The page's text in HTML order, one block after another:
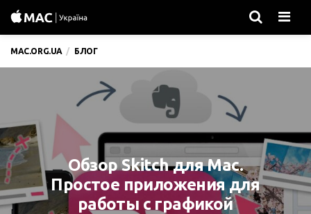
MAC.ORG.UA БЛОГ
Обзор Skitch для Mac.
Простое приложения для
работы с графикой